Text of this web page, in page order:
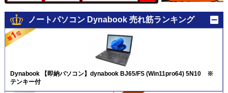
ノートパソコン Dynabook 売れ筋ランキング
Dynabook 【即納パソコン】dynabook BJ65/FS (Win11pro64) 5N10 ※
テンキー付